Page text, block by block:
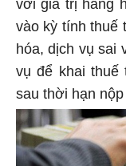
vào kỳ tính thuế
hóa, dịch vụ sai
vụ để khai thuế
sau thời hạn